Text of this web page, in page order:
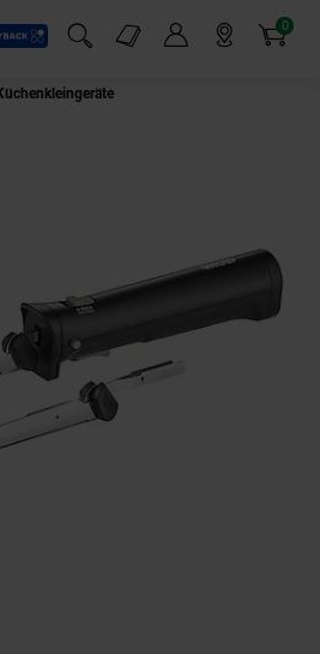
Suchfeld einblenden
Markt-Angebote 0
Artikel